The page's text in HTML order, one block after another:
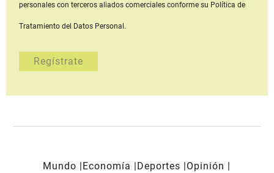
personales con terceros aliados comerciales conforme su Política de
Tratamiento del Datos Personal.
Mundo Economía Deportes
Opinión